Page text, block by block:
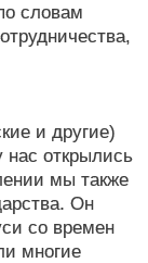
словам
и другие)
нас открылись
мы также
Он
со времен
многие